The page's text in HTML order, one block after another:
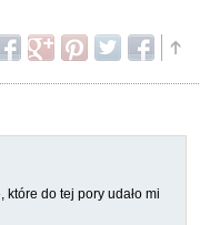
które do tej pory udało mi